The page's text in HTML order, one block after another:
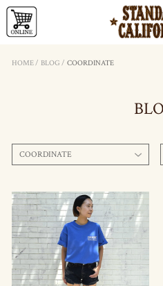
HOME/ BLOG / COORDINATE
COORDINATE